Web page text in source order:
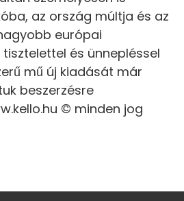
az ország múltja és az
európai
és ünnepléssel
mű új kiadását már
beszerzésre
© minden jog